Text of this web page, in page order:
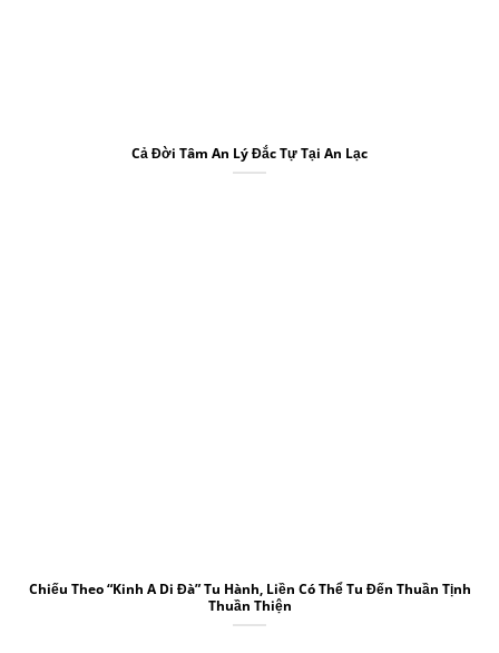
Cả Đời Tâm An Lý Đắc Tự Tại An Lạc
Chiếu Theo “Kinh A Di Đà” Tu Hành, Liền Có Thể Tu Đến Thuần Tịnh
Thuần Thiện